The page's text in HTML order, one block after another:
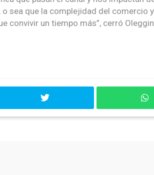
sea que la complejidad del comercio
convivir un tiempo más”, cerró